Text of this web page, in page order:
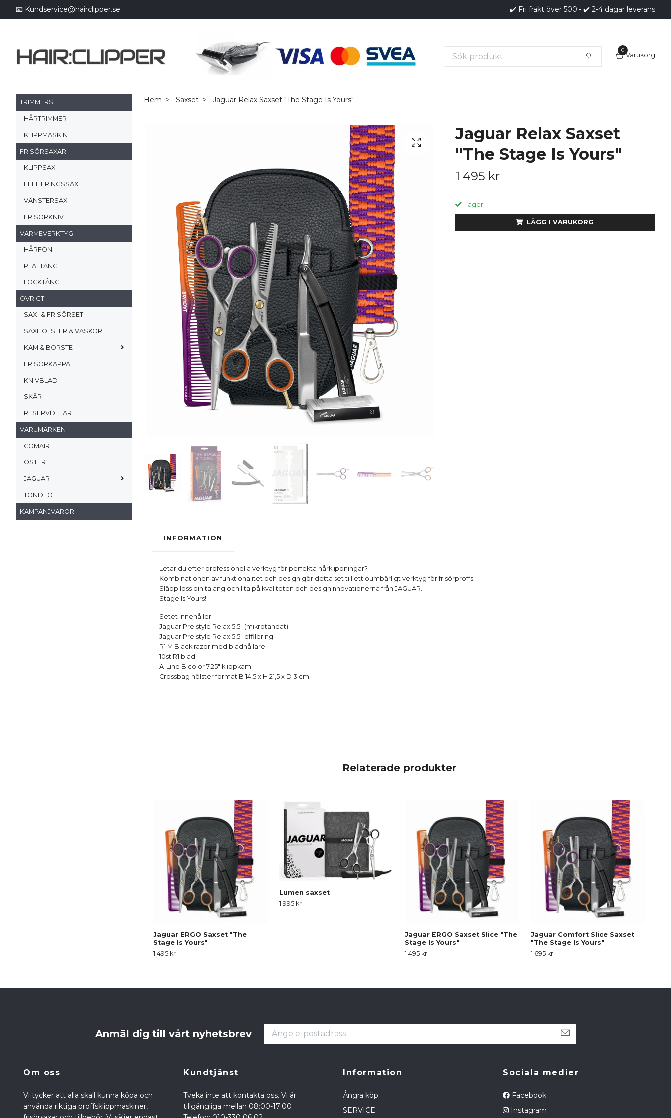
📧 Kundservice@hairclipper.se ✔️ Fri frakt över 500:- ✔️ 2-4 dagar leverans
0
Varukorg
TRIMMERS
HÅRTRIMMER
KLIPPMASKIN
FRISÖRSAXAR
KLIPPSAX
EFFILERINGSSAX
VÄNSTERSAX
FRISÖRKNIV
VÄRMEVERKTYG
HÅRFÖN
PLATTÅNG
LOCKTÅNG
ÖVRIGT
SAX- & FRISÖRSET
SAXHÖLSTER & VÄSKOR
KAM & BORSTE
FRISÖRKAPPA
KNIVBLAD
SKÄR
RESERVDELAR
VARUMÄRKEN
COMAIR
OSTER
JAGUAR
TONDEO
KAMPANJVAROR
Hem Saxset Jaguar Relax Saxset "The Stage Is Yours"
Jaguar Relax Saxset
"The Stage Is Yours"
1 495 kr
I lager.
LÄGG I VARUKORG
INFORMATION
Letar du efter professionella verktyg för perfekta hårklippningar?
Kombinationen av funktionalitet och design gör detta set till ett oumbärligt verktyg för frisörproffs.
Släpp loss din talang och lita på kvaliteten och designinnovationerna från JAGUAR.
Stage Is Yours!
Setet innehåller -
Jaguar Pre style Relax 5,5" (mikrotandat)
Jaguar Pre style Relax 5,5" effilering
R1 M Black razor med bladhållare
10st R1 blad
A-Line Bicolor 7,25" klippkam
Crossbag hölster format B 14,5 x H 21,5 x D 3 cm
Jaguar ERGO Saxset "The
Stage Is Yours"
1 495 kr
Lumen saxset
1 995 kr
Jaguar ERGO Saxset Slice "The
Stage Is Yours"
1 495 kr
Jaguar Comfort Slice Saxset
"The Stage Is Yours"
1 695 kr
Anmäl dig till vårt nyhetsbrev
Om oss
Vi tycker att alla skall kunna köpa och
använda riktiga proffsklippmaskiner,
Kundtjänst
Tveka inte att kontakta oss. Vi är
tillgängliga mellan 08:00-17:00
Information
Ångra köp
SERVICE
Sociala medier
Facebook
Instagram